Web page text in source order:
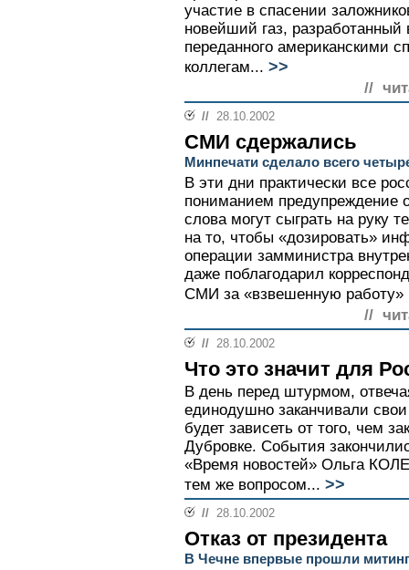
участие в спасении
новейший газ,
переданного американскими
коллегам... >>
//
// 28.10.2002
СМИ сдержались
Минпечати сделало всего
В эти дни практически все
пониманием предупреждение
слова могут сыграть на руку
на то, чтобы «дозировать»
операции замминистра
даже поблагодарил
СМИ за «взвешенную работу»
//
// 28.10.2002
Что это значит для
В день перед штурмом,
единодушно заканчивали
будет зависеть от того, чем
Дубровке. События
«Время новостей» Ольга
тем же вопросом... >>
// 28.10.2002
Отказ от президента
В Чечне впервые прошли